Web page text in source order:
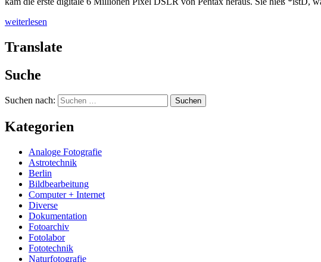
weiterlesen
Translate
Suche
Suchen nach:
Kategorien
Analoge Fotografie
Astrotechnik
Berlin
Bildbearbeitung
Computer + Internet
Diverse
Dokumentation
Fotoarchiv
Fotolabor
Fototechnik
Naturfotografie